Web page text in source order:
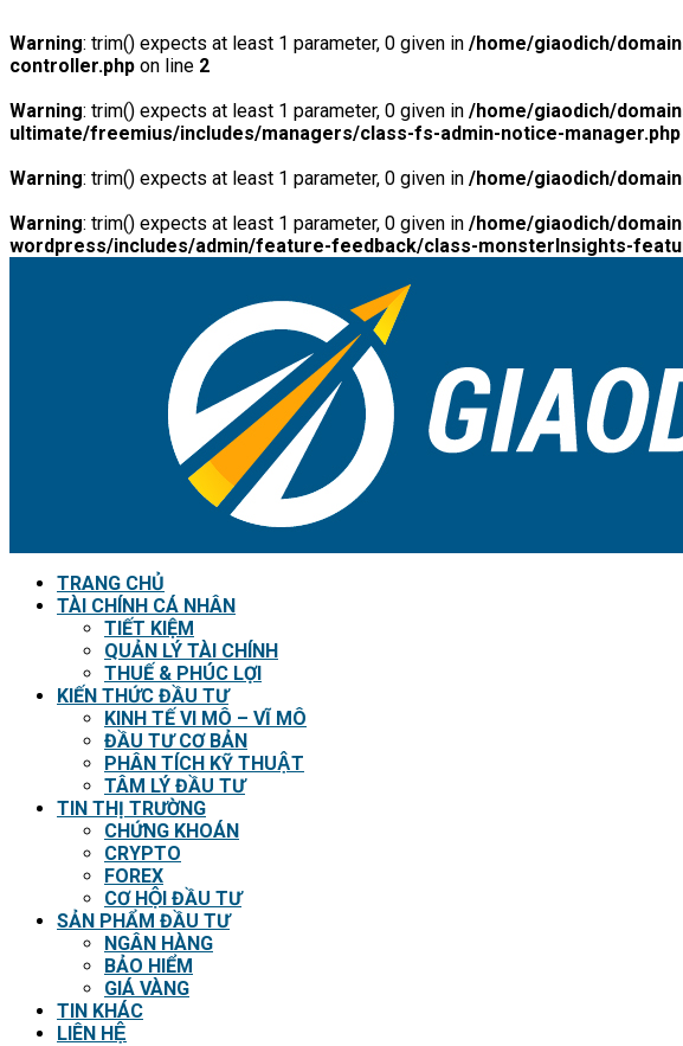
Warning: trim() expects at least 1 parameter, 0 given in /home/giaodich/
controller.php on line 2
Warning: trim() expects at least 1 parameter, 0 given in /home/giaodich/
ultimate/freemius/includes/managers/class-fs-admin-notice-manager.php
Warning: trim() expects at least 1 parameter, 0 given in /home/giaodich/
Warning: trim() expects at least 1 parameter, 0 given in /home/giaodich/
wordpress/includes/admin/feature-feedback/class-monsterInsights-
TRANG CHỦ
TÀI CHÍNH CÁ NHÂN
TIẾT KIỆM
QUẢN LÝ TÀI CHÍNH
THUẾ & PHÚC LỢI
KIẾN THỨC ĐẦU TƯ
KINH TẾ VI MÔ – VĨ MÔ
ĐẦU TƯ CƠ BẢN
PHÂN TÍCH KỸ THUẬT
TÂM LÝ ĐẦU TƯ
TIN THỊ TRƯỜNG
CHỨNG KHOÁN
CRYPTO
FOREX
CƠ HỘI ĐẦU TƯ
SẢN PHẨM ĐẦU TƯ
NGÂN HÀNG
BẢO HIỂM
GIÁ VÀNG
TIN KHÁC
LIÊN HỆ